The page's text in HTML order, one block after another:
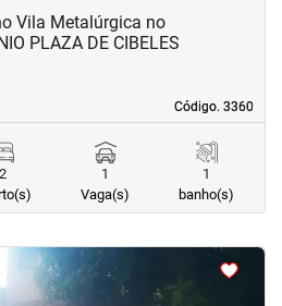
Código. 3360
Código. 3360
Vila Metalúrgica no
PLAZA DE CIBELES
2
1
Vaga(s)
1
banho(s)